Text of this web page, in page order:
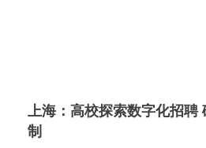
上海：高校探索数字化招聘
制